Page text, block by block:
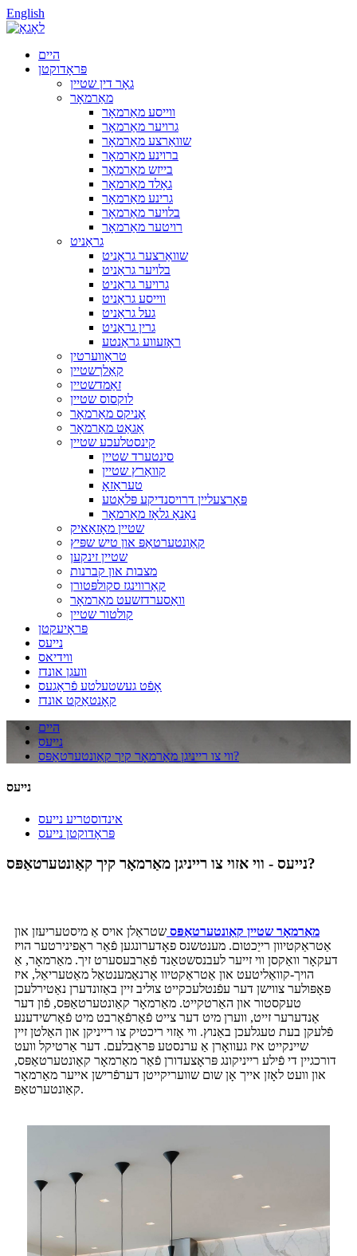
English
היים
פּראָדוקטן
גאָר דין שטיין
מאַרמאָר
ווייסע מאַרמאָר
גרויער מאַרמאָר
שוואַרצע מאַרמאָר
ברוינע מאַרמאָר
בייזש מאַרמאָר
גאָלד מאַרמאָר
גרינע מאַרמאָר
בלויער מאַרמאָר
רויטער מאַרמאָר
גראַניט
שוואַרצער גראַניט
בלויער גראַניט
גרויער גראַניט
ווייסע גראַניט
געל גראַניט
גרין גראַניט
ראָזעווע גראַנטע
טראַווערטין
קאַלךשטיין
זאַמדשטיין
לוקסוס שטיין
אָניקס מאַרמאָר
אַגאַט מאַרמאָר
קינסטלעכע שטיין
סינטערד שטיין
קוואַרץ שטיין
טעראַזאָ
פּאָרצעליין דרויסנדיקע פּלאַטע
נאַנאָ גלאָז מאַרמאָר
שטיין מאָזאַאיק
קאַונטערטאַפּ און טיש שפּיץ
שטיין זינקען
מצבות און קברנות
קאַרווינגז סקולפּטורן
וואַסערדזשעט מאַרמאָר
קולטור שטיין
פּראָיעקטן
נייעס
ווידיאס
וועגן אונדז
אָפֿט געשטעלטע פֿראַגעס
קאָנטאַקט אונדז
היים
נייעס
ווי צו רייניגן מאַרמאָר קיך קאַונטערטאַפּס?
נייעס
אינדוסטריע נייעס
פּראָדוקטן נייעס
נייעס - ווי אזוי צו רייניגן מאַרמאָר קיך קאַונטערטאַפּס?
מאַרמאָר שטיין קאַונטערטאַפּס שטראַלן אויס אַ מיסטעריעזן און
אַטראַקטיוון רייַכטום. מענטשנס פאָדערונגען פֿאַר ראַפינירטער הויז
דעקאָר וואַקסן ווי זייער לעבנסשטאַנד פֿאַרבעסערט זיך. מאַרמאָר, אַ
הויך-קוואַליטעט און אַטראַקטיוו אָרנאַמענטאַל מאַטעריאַל, איז
פּאָפּולער צווישן דער עפֿנטלעכקייט צוליב זיין באַזונדערן נאַטירלעכן
טעקסטור און האַרטקייט. מאַרמאָר קאַונטערטאַפּס, פֿון דער
אַנדערער זייט, ווערן מיט דער צייט פֿאַרפֿאַרבט מיט פֿאַרשידענע
פֿלעקן בעת ​​טעגלעכן באַנוץ. ווי אַזוי ריכטיק צו רייניקן און האַלטן זיין
שיינקייט איז געוואָרן אַ ערנסטע פּראָבלעם. דער אַרטיקל וועט
דורכגיין די פֿילע רייניקונג פּראָצעדורן פֿאַר מאַרמאָר קאַונטערטאַפּס,
און וועט לאָזן אייך אָן שום שוועריקייטן דערפֿרישן אייער מאַרמאָר
קאַונטערטאַפּ.